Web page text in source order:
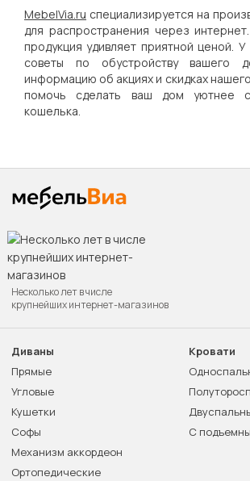
MebelVia.ru специализируется на
для распространения через
продукция удивляет приятной ценой.
советы по обустройству вашего
информацию об акциях и скидках
помочь сделать ваш дом уютнее
кошелька.
Несколько лет в числе
крупнейших интернет-магазинов
Диваны
Прямые
Угловые
Кушетки
Софы
Механизм аккордеон
Ортопедические
Кровати
С